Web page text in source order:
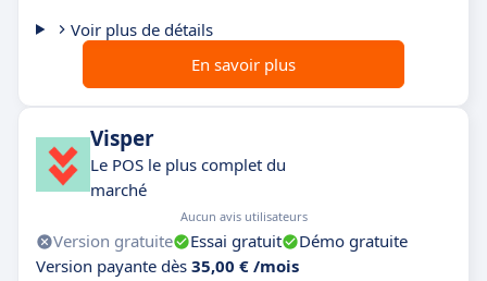
Voir plus de détails
En savoir plus
Visper
Le POS le plus complet du
marché
Aucun avis utilisateurs
Version gratuite Essai gratuit
Démo gratuite
Version payante dès 35,00 € /mois